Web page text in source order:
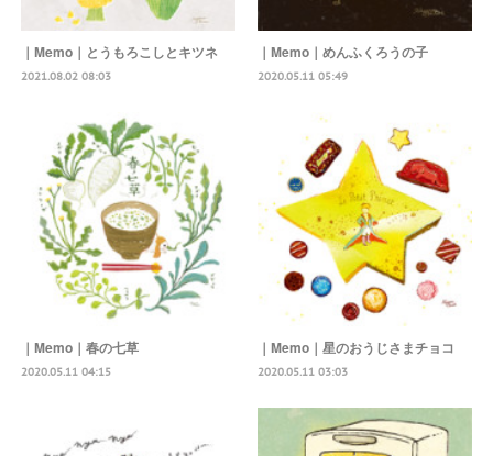
｜Memo｜とうもろこしとキツネ
2021.08.02 08:03
｜Memo｜めんふくろうの子
2020.05.11 05:49
｜Memo｜春の七草
2020.05.11 04:15
｜Memo｜星のおうじさまチョコ
2020.05.11 03:03